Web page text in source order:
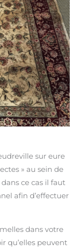
sur eure
» au sein de
ce cas il faut
afin d’effectuer
dans votre
qu’elles peuvent